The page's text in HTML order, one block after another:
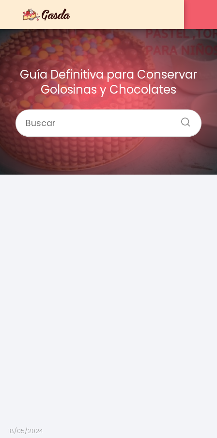
Guía Definitiva para Conservar
Golosinas y Chocolates
18/05/2024